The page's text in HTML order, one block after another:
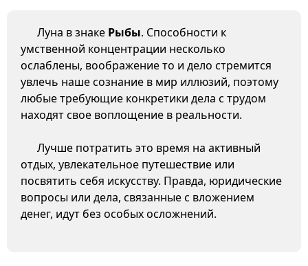
Луна в знаке Рыбы. Способности к
умственной концентрации несколько
ослаблены, воображение то и дело стремится
увлечь наше сознание в мир иллюзий, поэтому
любые требующие конкретики дела с трудом
находят свое воплощение в реальности.
Лучше потратить это время на активный
отдых, увлекательное путешествие или
посвятить себя искусству. Правда, юридические
вопросы или дела, связанные с вложением
денег, идут без особых осложнений.